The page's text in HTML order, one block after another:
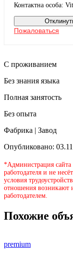
Контактна особа:
Пожаловаться
С проживанием
Без знания языка
Полная занятость
Без опыта
Фабрика | Завод
Опубликовано:
*Администрация сайта
работодателя и не
условия
отношения возникают
работодателем.
Похожие
premium